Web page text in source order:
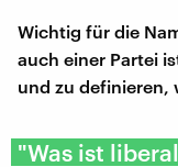
Wichtig für die
auch einer Partei
und zu definieren,
"Was ist